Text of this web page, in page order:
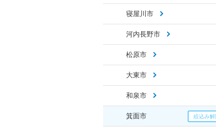
寝屋川市
河内長野市
松原市
大東市
和泉市
箕面市